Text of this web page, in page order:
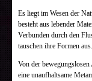
Es liegt im Wesen der
besteht aus lebender
Verbunden durch den
tauschen ihre Formen aus.
Von der
eine unaufhaltsame